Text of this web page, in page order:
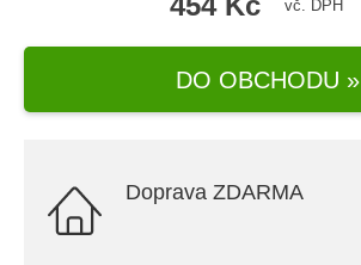
vč. DPH
DO OBCHODU »
Doprava ZDARMA